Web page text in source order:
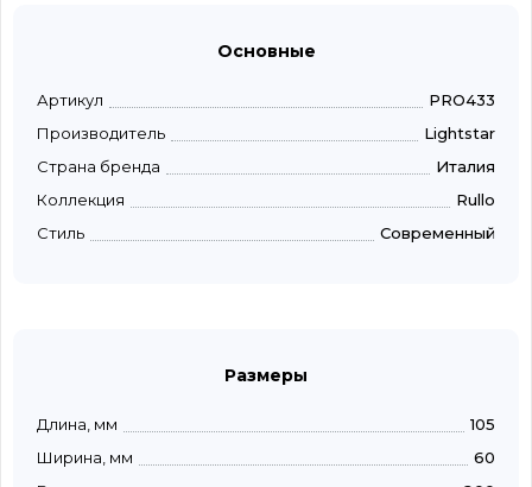
Основные
Артикул
PRO433
Производитель
Lightstar
Страна бренда
Италия
Коллекция
Rullo
Стиль
Современный
Размеры
Длина, мм
105
Ширина, мм
60